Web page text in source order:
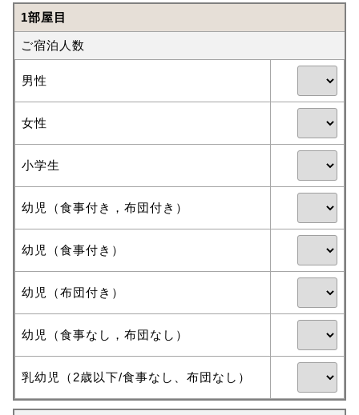
1部屋目
ご宿泊人数
男性
女性
小学生
幼児（食事付き，布団付き）
幼児（食事付き）
幼児（布団付き）
幼児（食事なし，布団なし）
乳幼児（2歳以下/食事なし、布団なし）